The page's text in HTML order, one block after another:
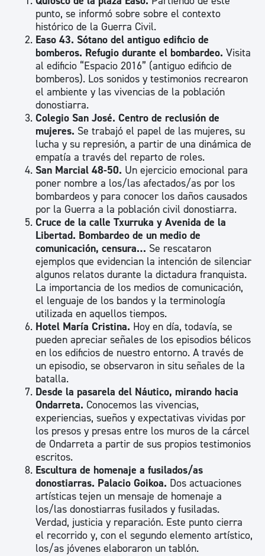
punto, se informó sobre sobre el contexto
histórico de la Guerra Civil.
Easo 43. Sótano del antiguo edificio de
bomberos. Refugio durante el bombardeo. Visita
al edificio “Espacio 2016” (antiguo edificio de
bomberos). Los sonidos y testimonios recrearon
el ambiente y las vivencias de la población
donostiarra.
Colegio San José. Centro de reclusión de
mujeres. Se trabajó el papel de las mujeres, su
lucha y su represión, a partir de una dinámica de
empatía a través del reparto de roles.
San Marcial 48-50. Un ejercicio emocional para
poner nombre a los/las afectados/as por los
bombardeos y para conocer los daños causados
por la Guerra a la población civil donostiarra.
Cruce de la calle Txurruka y Avenida de la
Libertad. Bombardeo de un medio de
comunicación, censura… Se rescataron
ejemplos que evidencian la intención de silenciar
algunos relatos durante la dictadura franquista.
La importancia de los medios de comunicación,
el lenguaje de los bandos y la terminología
utilizada en aquellos tiempos.
Hotel María Cristina. Hoy en día, todavía, se
pueden apreciar señales de los episodios bélicos
en los edificios de nuestro entorno. A través de
un episodio, se observaron in situ señales de la
batalla.
Desde la pasarela del Náutico, mirando hacia
Ondarreta. Conocemos las vivencias,
experiencias, sueños y expectativas vividas por
los presos y presas entre los muros de la cárcel
de Ondarreta a partir de sus propios testimonios
escritos.
Escultura de homenaje a fusilados/as
donostiarras. Palacio Goikoa. Dos actuaciones
artísticas tejen un mensaje de homenaje a
los/las donostiarras fusilados y fusiladas.
Verdad, justicia y reparación. Este punto cierra
el recorrido y, con el segundo elemento artístico,
los/as jóvenes elaboraron un tablón.